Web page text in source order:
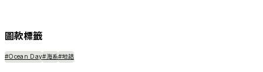
圖款標籤
#Ocean Day#海系#地誌